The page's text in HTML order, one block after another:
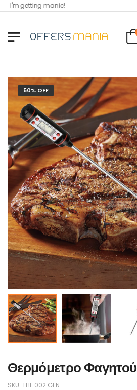
getting manic!
50% OFF
Θερμόμετρο Φαγητού
SKU: THE.002.GEN